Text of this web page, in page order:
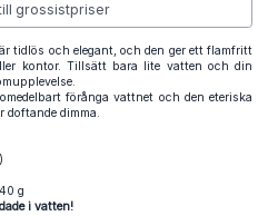
grossistpriser
tidlös och elegant, och den ger ett flamfritt
kontor. Tillsätt bara lite vatten och din
förånga vattnet och den eteriska
dimma.
g
i vatten!